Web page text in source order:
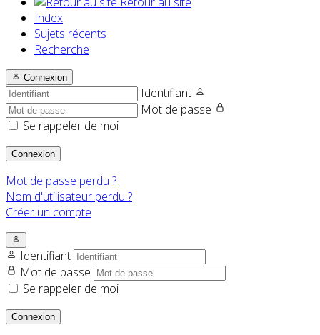
Index
Sujets récents
Recherche
Connexion
Identifiant
Mot de passe
Se rappeler de moi
Connexion
Mot de passe perdu ?
Nom d'utilisateur perdu ?
Créer un compte
Identifiant
Mot de passe
Se rappeler de moi
Connexion